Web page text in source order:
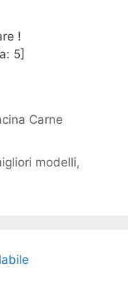
!
5]
Carne
modelli,